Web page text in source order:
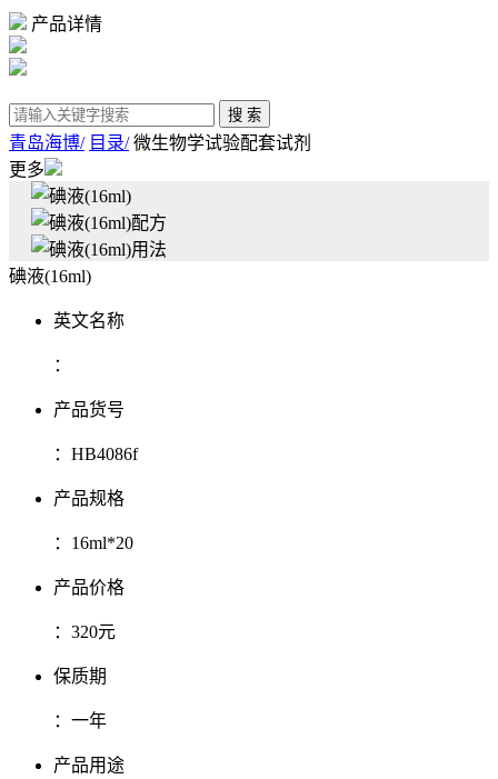
产品详情
青岛海博/ 目录/微生物学试验配套试剂
更多
碘液(16ml)
英文名称
：
产品货号
： HB4086f
产品规格
： 16ml*20
产品价格
： 320元
保质期
： 一年
产品用途